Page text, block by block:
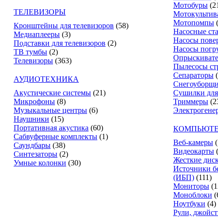
ТЕЛЕВИЗОРЫ
Кронштейны для телевизоров (58)
Медиаплееры (3)
Подставки для телевизоров (2)
ТВ тумбы (2)
Телевизоры (363)
АУДИОТЕХНИКА
Акустические системы (21)
Микрофоны (8)
Музыкальные центры (6)
Наушники (15)
Портативная акустика (60)
Сабвуферные комплекты (1)
Саундбары (38)
Синтезаторы (2)
Умные колонки (30)
Мотобуры
Мотопомпы
Насосные
Насосы
Насосы
Пылесосы
Сепараторы
Сушилки
Триммеры
Веб-камеры
Видеокарты
Жесткие
Источники
(ИБП) (111)
Мониторы
Моноблоки
Ноутбуки (4)
Рули,